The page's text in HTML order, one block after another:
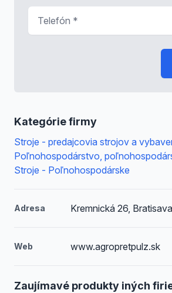
Kategórie firmy
Stroje - predajcovia strojov a
Poľnohospodárstvo,
Stroje - Poľnohospodárske
Adresa Kremnická 26, Bratisava
Web www.agropretpulz.sk
Zaujímavé produkty iných